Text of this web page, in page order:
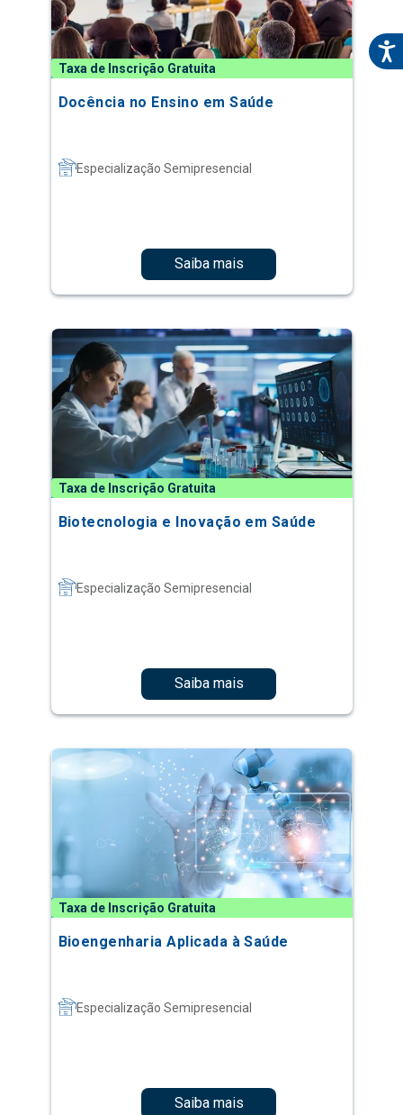
Taxa de Inscrição Gratuita
Docência no Ensino em Saúde
Especialização Semipresencial
Saiba mais
Taxa de Inscrição Gratuita
Biotecnologia e Inovação em Saúde
Especialização Semipresencial
Saiba mais
Taxa de Inscrição Gratuita
Bioengenharia Aplicada à Saúde
Especialização Semipresencial
Saiba mais